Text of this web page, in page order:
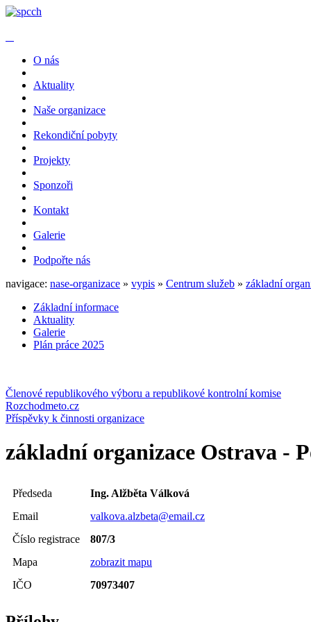
O nás
Aktuality
Naše organizace
Rekondiční pobyty
Projekty
Sponzoři
Kontakt
Galerie
Podpořte nás
navigace: nase-organizace » vypis » Centrum služeb » základní
Základní informace
Aktuality
Galerie
Plán práce 2025
Členové republikového výboru a republikové kontrolní komise
Rozchodmeto.cz
Příspěvky k činnosti organizace
základní organizace Ostrava -
Předseda
Ing. Alžběta Válková
Email
valkova.alzbeta@email.cz
Číslo registrace
807/3
Mapa
zobrazit mapu
IČO
70973407